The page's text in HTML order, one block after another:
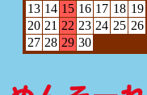
13 14 15 16 17 18 19
20 21 22 23 24 25 26
27 28 29 30